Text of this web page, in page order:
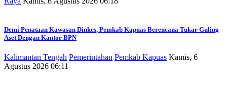
Demi Penataan Kawasan Dinkes, Pemkab Kapuas Berencana Tukar Guling
Aset Dengan Kantor BPN
Kalimantan Tengah Pemerintahan Pemkab Kapuas Kamis, 6
Agustus 2026 06:11